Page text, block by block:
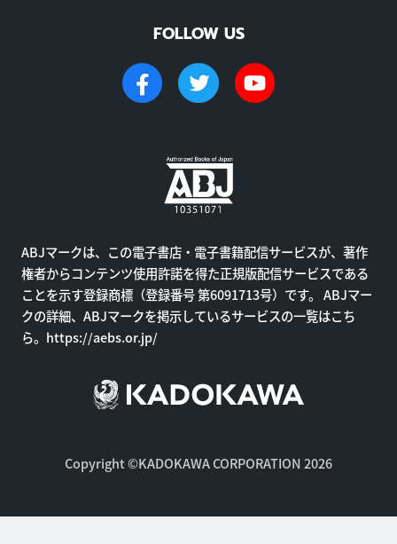
FOLLOW US
ABJマークは、この電子書店・電子書籍配信サービスが、著作
権者からコンテンツ使用許諾を得た正規版配信サービスである
ことを示す登録商標（登録番号 第6091713号）です。 ABJマー
クの詳細、ABJマークを掲示しているサービスの一覧はこち
ら。 https://aebs.or.jp/
Copyright ©KADOKAWA CORPORATION 2026